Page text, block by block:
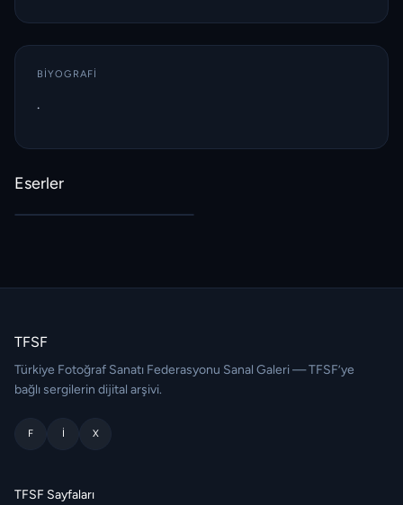
BIYOGRAFI
.
Eserler
TFSF
Türkiye Fotoğraf Sanatı Federasyonu Sanal Galeri — TFSF’ye
bağlı sergilerin dijital arşivi.
F I X
TFSF Sayfaları